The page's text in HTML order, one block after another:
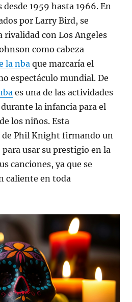
1959 hasta 1966. En
por Larry Bird, se
con Los Angeles
como cabeza
la nba que marcaría el
espectáculo mundial. De
es una de las actividades
la infancia para el
los niños. Esta
de Phil Knight firmando un
usar su prestigio en la
canciones, ya que se
caliente en toda